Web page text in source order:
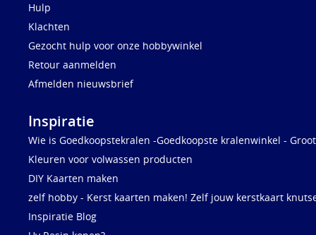
Hulp
Klachten
Gezocht hulp voor onze hobbywinkel
Retour aanmelden
Afmelden nieuwsbrief
Inspiratie
Wie is Goedkoopstekralen -Goedkoopste kralenwinkel -
Kleuren voor volwassen producten
DIY Kaarten maken
zelf hobby - Kerst kaarten maken! Zelf jouw kerstkaart
Inspiratie Blog